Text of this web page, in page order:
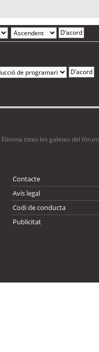
Elimina totes les galetes del fòrum
Contacte
Avís legal
Codi de conducta
Publicitat